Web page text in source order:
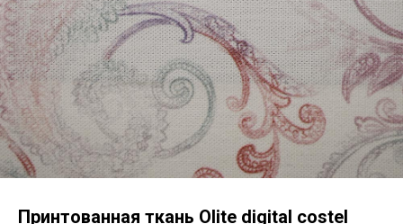
Принтованная ткань Olite digital costel